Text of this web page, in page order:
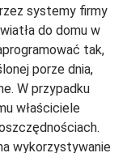
systemy firmy
do domu w
tak,
porze dnia,
W przypadku
właściciele
wykorzystywanie